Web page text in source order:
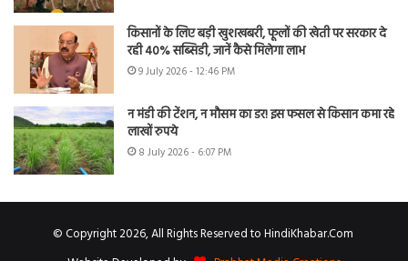
किसानों के लिए बड़ी खुशखबरी, फूलों की खेती पर सरकार दे
रही 40% सब्सिडी, जानें कैसे मिलेगा लाभ
9 July 2026 - 12:46 PM
न मंडी की टेंशन, न मौसम का डर! इस फसल से किसान कमा रहे
लाखों रुपये
8 July 2026 - 6:07 PM
© Copyright 2026, All Rights Reserved to HindiKhabar.Com